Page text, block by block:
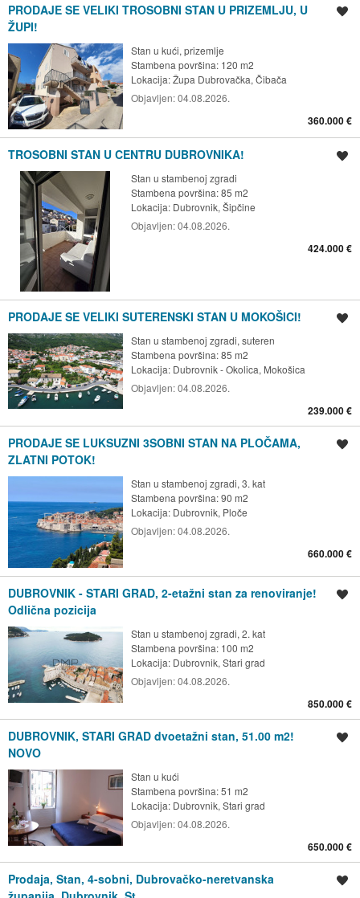
PRODAJE SE VELIKI TROSOBNI STAN U PRIZEMLJU, U
ŽUPI!
Stan u kući, prizemlje
Stambena površina: 120 m2
Lokacija:Župa Dubrovačka, Čibača
Objavljen:04.08.2026.
360.000 €
TROSOBNI STAN U CENTRU DUBROVNIKA!
Stan u stambenoj zgradi
Stambena površina: 85 m2
Lokacija: Dubrovnik, Šipčine
Objavljen:04.08.2026.
424.000 €
PRODAJE SE VELIKI SUTERENSKI STAN U MOKOŠICI!
Stan u stambenoj zgradi, suteren
Stambena površina: 85 m2
Lokacija: Dubrovnik - Okolica, Mokošica
Objavljen:04.08.2026.
239.000 €
PRODAJE SE LUKSUZNI 3SOBNI STAN NA PLOČAMA,
ZLATNI POTOK!
Stan u stambenoj zgradi, 3. kat
Stambena površina: 90 m2
Lokacija: Dubrovnik, Ploče
Objavljen:04.08.2026.
660.000 €
DUBROVNIK - STARI GRAD, 2-etažni stan za renoviranje!
Odlična pozicija
Stan u stambenoj zgradi, 2. kat
Stambena površina: 100 m2
Lokacija: Dubrovnik, Stari grad
Objavljen:04.08.2026.
850.000 €
DUBROVNIK, STARI GRAD dvoetažni stan, 51.00 m2!
NOVO
Stan u kući
Stambena površina: 51 m2
Lokacija: Dubrovnik, Stari grad
Objavljen:04.08.2026.
650.000 €
Prodaja, Stan, 4-sobni, Dubrovačko-neretvanska